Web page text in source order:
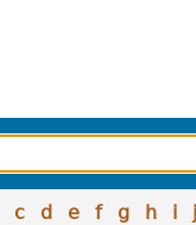
c d e f g h i j